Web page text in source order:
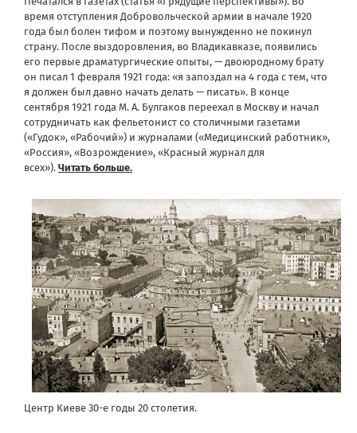
время отступления Добровольческой армии в начале 1920
года был болен тифом и поэтому вынужденно не покинул
страну. После выздоровления, во Владикавказе, появились
его первые драматургические опыты, — двоюродному брату
он писал 1 февраля 1921 года: «я запоздал на 4 года с тем, что
я должен был давно начать делать — писать». В конце
сентября 1921 года М. А. Булгаков переехал в Москву и начал
сотрудничать как фельетонист со столичными газетами
(«Гудок», «Рабочий») и журналами («Медицинский работник»,
«Россия», «Возрождение», «Красный журнал для
всех»). Читать больше.
Центр Киеве 30-е годы 20 столетия.